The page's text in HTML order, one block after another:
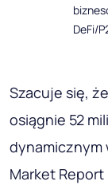
DeFi/
Szacuje się,
osiągnie 52
dynamicznym
Market Report